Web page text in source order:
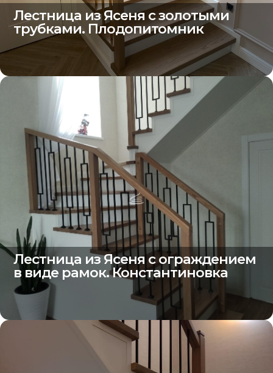
Лестница из Ясеня с золотыми
трубками. Плодопитомник
Лестница из Ясеня с ограждением
в виде рамок. Константиновка